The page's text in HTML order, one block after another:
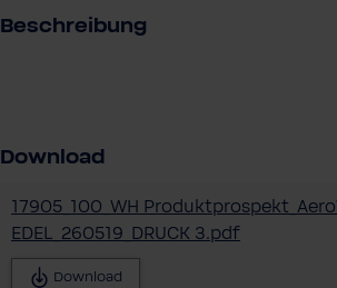
Beschreibung
Download
17905_100_WH
EDEL_260519_DRUCK 3.pdf
Download